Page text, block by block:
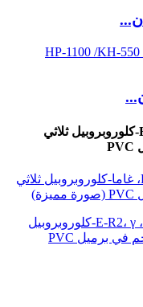
عامل اقتران كلورو ألكيل سيلان، E-R2، γ-كلوروبروبيل ثلاثي